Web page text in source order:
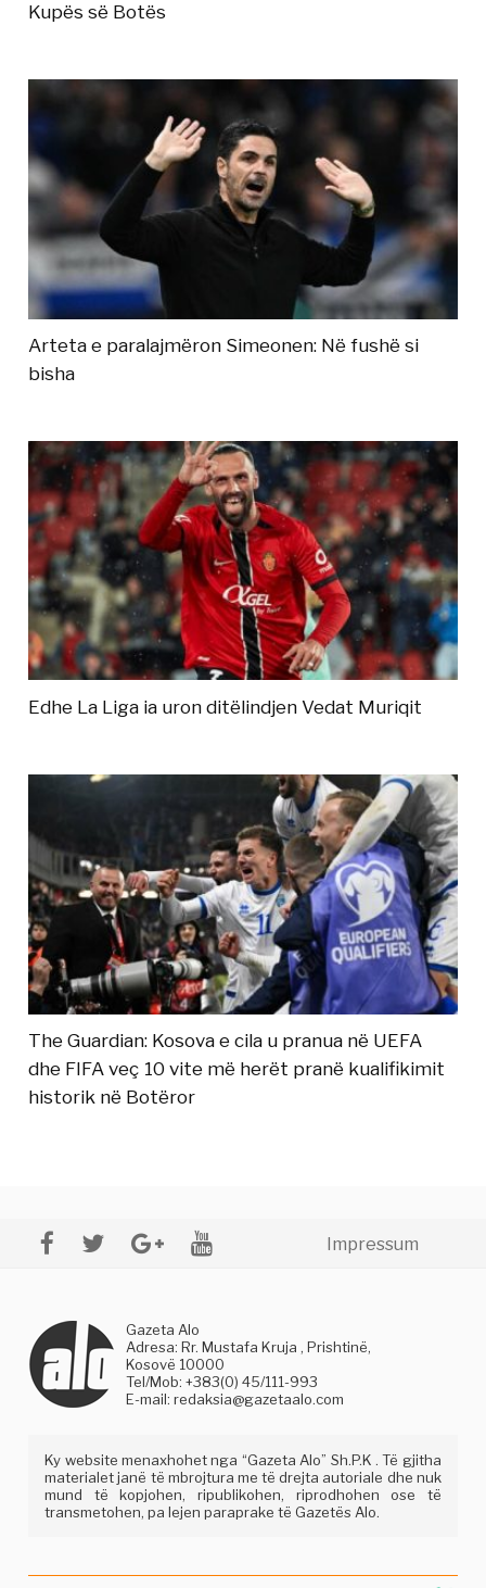
Kupës së Botës
Arteta e paralajmëron Simeonen: Në fushë si
bisha
Edhe La Liga ia uron ditëlindjen Vedat Muriqit
The Guardian: Kosova e cila u pranua në UEFA
dhe FIFA veç 10 vite më herët pranë kualifikimit
historik në Botëror
Impressum
Gazeta Alo
Adresa: Rr. Mustafa Kruja , Prishtinë,
Kosovë 10000
Tel/Mob: +383(0) 45/111-993
E-mail:redaksia@gazetaalo.com
Ky website menaxhohet nga “Gazeta Alo” Sh.P.K . Të gjitha
materialet janë të mbrojtura me të drejta autoriale dhe nuk
mund të kopjohen, ripublikohen, riprodhohen ose të
transmetohen, pa lejen paraprake të Gazetës Alo.